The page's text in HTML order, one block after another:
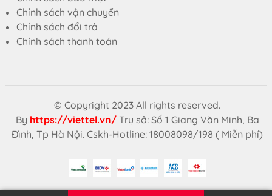
Chính sách vận chuyển
Chính sách đổi trả
Chính sách thanh toán
© Copyright 2023 All rights reserved.
By https://viettel.vn/ Trụ sở: Số 1 Giang Văn Minh, Ba
Đình, Tp Hà Nội. Cskh-Hotline: 18008098/198 ( Miễn phí)